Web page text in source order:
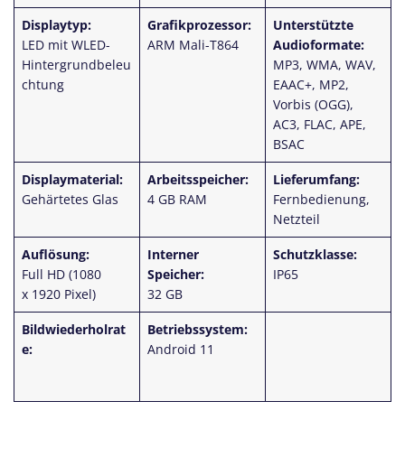
Displaytyp:
LED mit WLED-
Hintergrundbeleu
chtung
Grafikprozessor:
ARM Mali-T864
Unterstützte
Audioformate:
MP3, WMA, WAV,
EAAC+, MP2,
Vorbis (OGG),
AC3, FLAC, APE,
BSAC
Displaymaterial:
Gehärtetes Glas
Arbeitsspeicher:
4 GB RAM
Lieferumfang:
Fernbedienung,
Netzteil
Auflösung:
Full HD (1080
x 1920 Pixel)
Interner
Speicher:
32 GB
Schutzklasse:
IP65
Bildwiederholrat
e:
Betriebssystem:
Android 11